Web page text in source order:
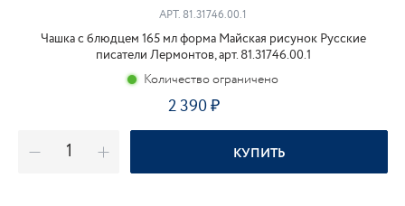
АРТ. 81.31746.00.1
Чашка с блюдцем 165 мл форма Майская рисунок Русские
писатели Лермонтов, арт. 81.31746.00.1
Количество ограничено
2 390₽
КУПИТЬ